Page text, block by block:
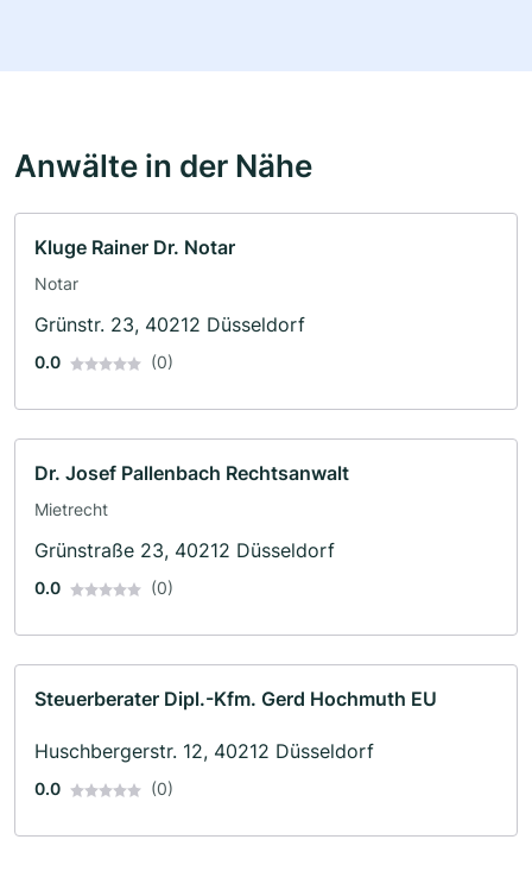
Anwälte in der Nähe
Kluge Rainer Dr. Notar
Notar
Grünstr. 23, 40212 Düsseldorf
0.0 (0)
Dr. Josef Pallenbach Rechtsanwalt
Mietrecht
Grünstraße 23, 40212 Düsseldorf
0.0 (0)
Steuerberater Dipl.-Kfm. Gerd Hochmuth EU
Huschbergerstr. 12, 40212 Düsseldorf
0.0 (0)